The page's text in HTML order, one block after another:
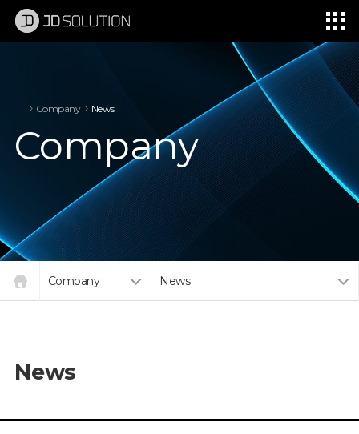
Company News
Company
Company News
News